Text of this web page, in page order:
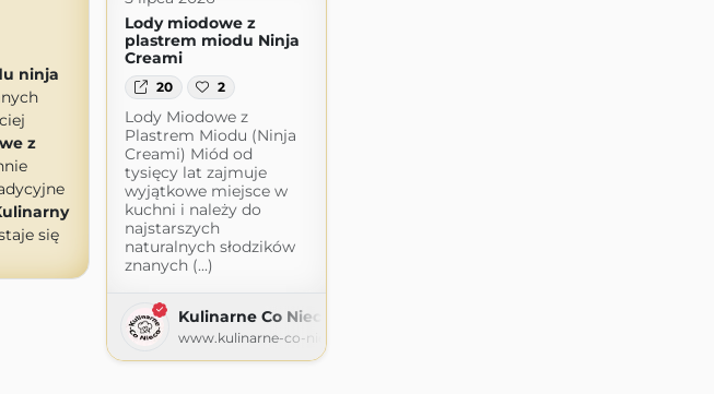
ninja
z
się
Lody miodowe z
plastrem miodu Ninja
Creami
20 2
Lody Miodowe z
Plastrem Miodu (Ninja
Creami) Miód od
tysięcy lat zajmuje
wyjątkowe miejsce w
kuchni i należy do
najstarszych
naturalnych słodzików
znanych (...)
Kulinarne Co Nieco
www.kulinarne-co-nieco.pl